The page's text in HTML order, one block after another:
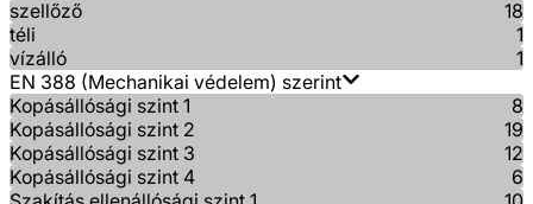
szellőző
18
téli
1
vízálló
1
EN 388 (Mechanikai védelem) szerint
Kopásállósági szint 1
8
Kopásállósági szint 2
19
Kopásállósági szint 3
12
Kopásállósági szint 4
6